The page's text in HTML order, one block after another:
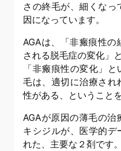
さの終毛が、細くな
因になっています。
AGAは、「非瘢痕性の
される脱毛症の変化」
「非瘢痕性の変化」
毛は、適切に治療され
性がある、ということ
AGAが原因の薄毛の治
キシジルが、医学的デ
れた、主要な２剤です。